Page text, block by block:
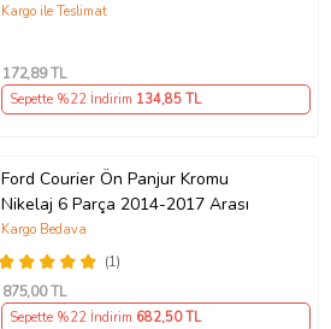
Kargo ile Teslimat
172,89 TL
Sepette %22 İndirim 134,85 TL
Ford Courier Ön Panjur Kromu
Nikelaj 6 Parça 2014-2017 Arası
(1)
Kargo Bedava
875,00 TL
Sepette %22 İndirim 682,50 TL